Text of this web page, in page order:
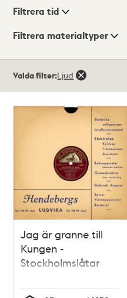
Visningsläge
Filtrera tid
Filtrera materialtyper
träffar
Valda filter:Ljud
Jag är granne till
Kungen -
Stockholmslåtar